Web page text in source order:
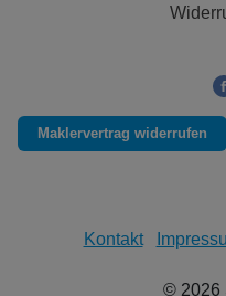
Maklervertrag widerrufen
Kontakt
© 2026